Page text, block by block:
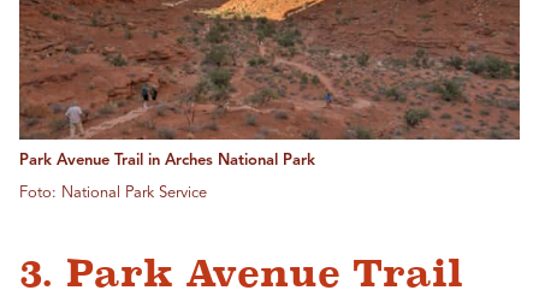
Park Avenue Trail in Arches National Park
Foto: National Park Service
3. Park Avenue Trail